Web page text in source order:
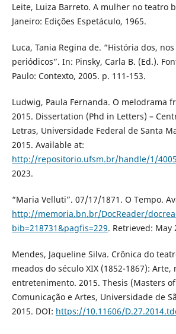
Leite, Luiza Barreto. A mulher no teatro
Janeiro: Edições Espetáculo, 1965.
Luca, Tania Regina de. “História dos,
periódicos”. In: Pinsky, Carla B. (Ed.).
Paulo: Contexto, 2005. p. 111-153.
Ludwig, Paula Fernanda. O melodrama
2015. Dissertation (Phd in Letters) –
Letras, Universidade Federal de Santa
2015. Available at:
http://repositorio.ufsm.br/handle/1/4005
2023.
“Maria Velluti”. 07/17/1871. O Tempo.
http://memoria.bn.br/DocReader/
bib=218731&pagfis=229. Retrieved: May
Mendes, Jaqueline Silva. Crônica do
meados do século XIX (1852-1867): Arte,
entretenimento. 2015. Thesis (Masters
Comunicação e Artes, Universidade de
2015. DOI: https://10.11606/